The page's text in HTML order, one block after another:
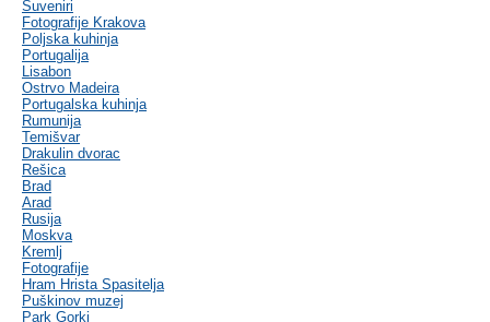
Suveniri
Fotografije Krakova
Poljska kuhinja
Portugalija
Lisabon
Ostrvo Madeira
Portugalska kuhinja
Rumunija
Temišvar
Drakulin dvorac
Rešica
Brad
Arad
Rusija
Moskva
Kremlj
Fotografije
Hram Hrista Spasitelja
Puškinov muzej
Park Gorki